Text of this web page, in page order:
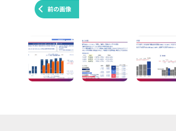
前の画像